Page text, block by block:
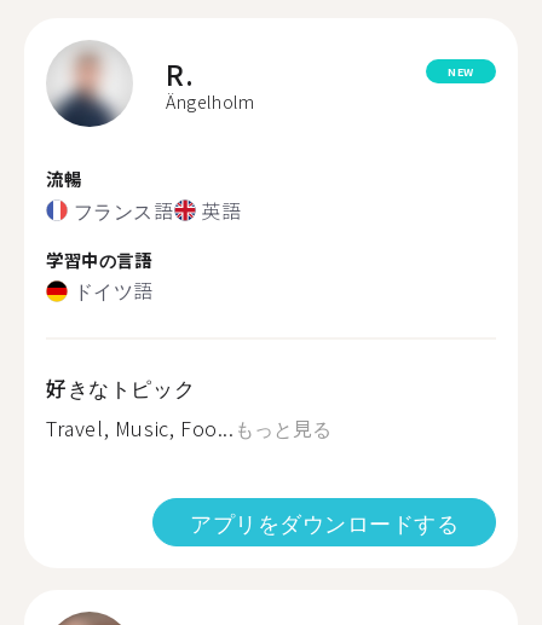
R.
Ängelholm
NEW
流暢
フランス語 英語
学習中の言語
ドイツ語
好きなトピック
Travel, Music, Foo... もっと見る
アプリをダウンロードする